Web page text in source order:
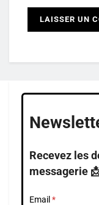
Recevez les
messagerie
Email